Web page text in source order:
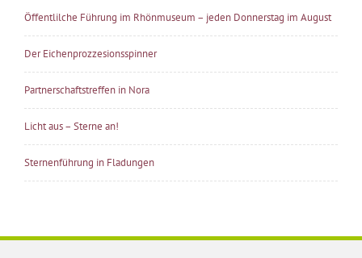
Öffentlilche Führung im Rhönmuseum – jeden Donnerstag im August
Der Eichenprozzesionsspinner
Partnerschaftstreffen in Nora
Licht aus – Sterne an!
Sternenführung in Fladungen